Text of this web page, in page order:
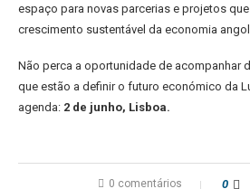
espaço para novas parcerias e projetos
crescimento sustentável da economia
Não perca a oportunidade de acompanhar
que estão a definir o futuro económico da
agenda: 2 de junho, Lisboa.
0 comentários 0